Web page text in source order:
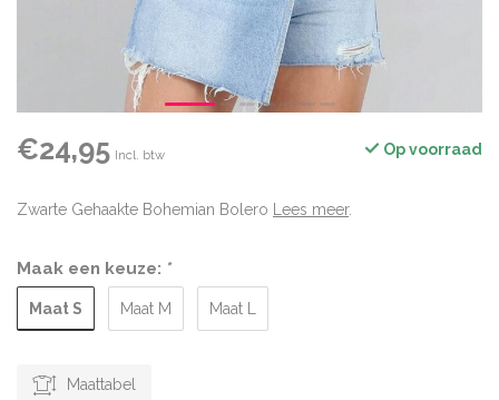
€24,95 Incl. btw Op voorraad
Zwarte Gehaakte Bohemian Bolero Lees meer.
Maak een keuze: *
Maat S Maat M Maat L
Maattabel